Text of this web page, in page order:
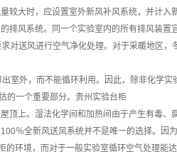
较大时，应设置室外新风补风系统，并计入
排风系统。同一个实验室内的所有排风装
对送风进行空气净化处理。对于采暖地区
室外，而不能循环利用。因此，除非化学
的一个重要部分。贵州实验台柜
顶上。湿法化学间和加热间由于产生有毒
％全新风送风系统并不是唯一的选择。因
环境，而对于一般实验室循环空气处理能